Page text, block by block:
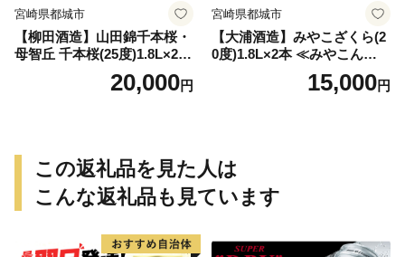
宮崎県都城市
【柳田酒造】山田錦千本桜・
母智丘 千本桜(25度)1.8L×2本
≪みやこんじょ特急便≫_AC
20,000円
宮崎県都城市
【大浦酒造】みやこざくら(2
0度)1.8L×2本 ≪みやこんじょ
特急便≫_MJ-077115,000円
この返礼品を見た人は
こんな返礼品も見ています